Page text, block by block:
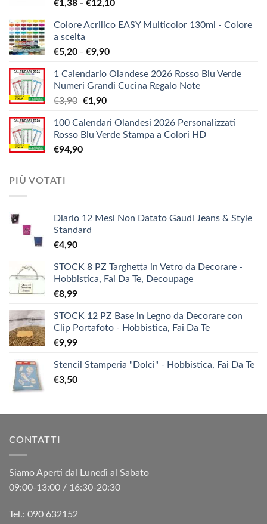
€1,38 - €12,10Fascia
prezzo:
€12,10
Colore Acrilico EASY Multicolor 130ml - Colore
a scelta
€5,20 - €9,90Fascia
prezzo:
da
€9,90
1 Calendario Olandese 2026 Rosso Blu Verde
Numeri Grandi Cucina Regalo Note
€3,90 Il
originale
era:
€3,90.
€1,90Il
attuale
è:
100 Calendari Olandesi 2026 Personalizzati
Rosso Blu Verde Stampa a Colori HD
€94,90
PIÙ VOTATI
Diario 12 Mesi Non Datato Gaudì Jeans & Style
Standard
€4,90
STOCK 8 PZ Targhetta in Vetro da Decorare -
Hobbistica, Fai Da Te, Decoupage
€8,99
STOCK 12 PZ Base in Legno da Decorare con
Clip Portafoto - Hobbistica, Fai Da Te
€9,99
Stencil Stamperia "Dolci" - Hobbistica, Fai Da Te
€3,50
CONTATTI
Siamo Aperti dal Lunedì al Sabato
09:00-13:00 / 16:30-20:30
Tel.: 090 632152